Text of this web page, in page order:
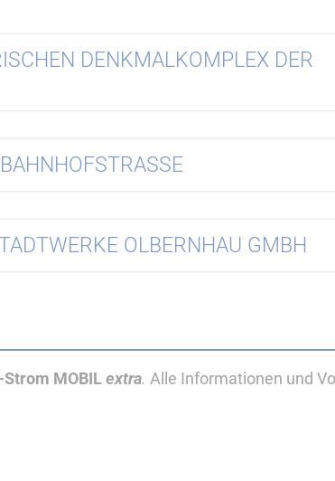
DENKMALKOMPLEX DER
OLBERNHAU GMBH
Strom MOBILextra. Alle Informationen und